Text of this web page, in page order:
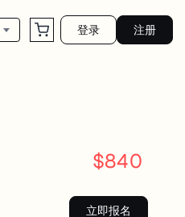
登录 注册
$840
立即报名